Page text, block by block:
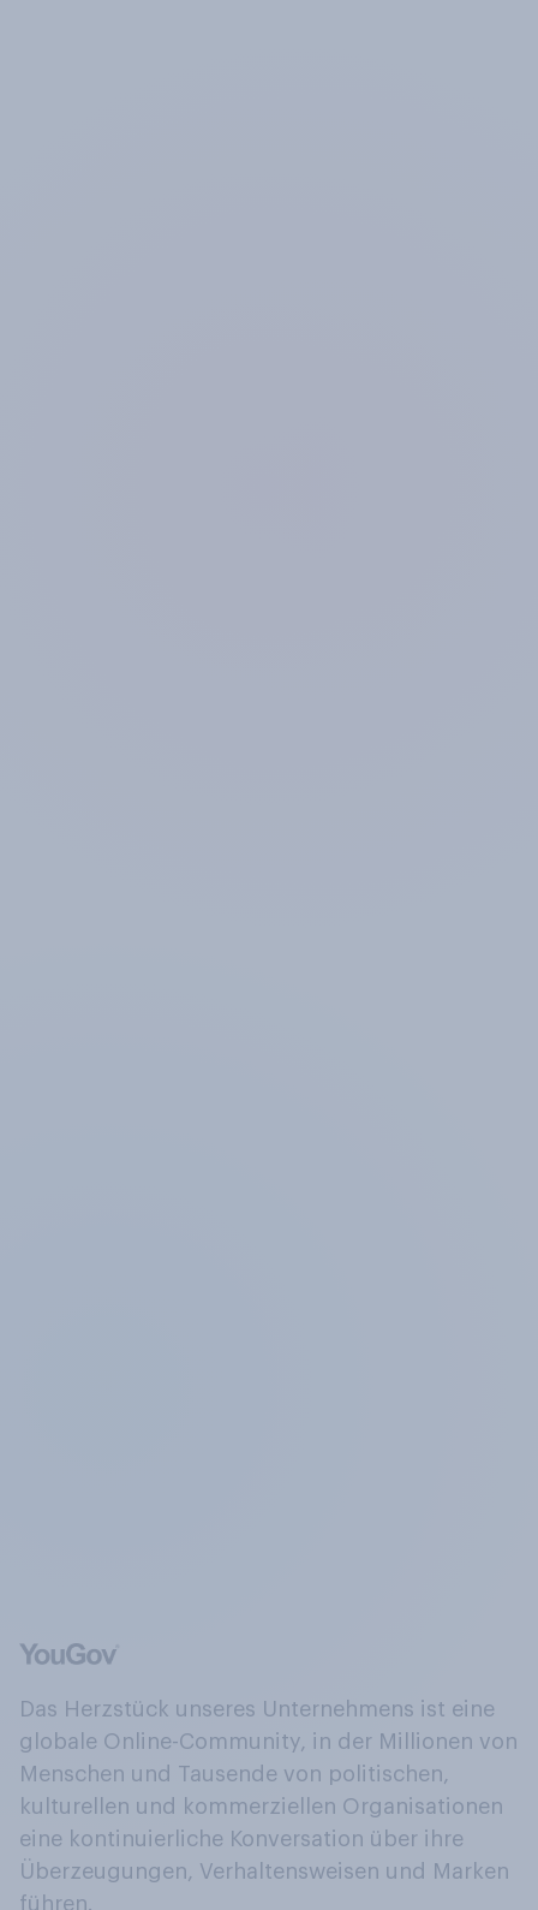
Das Herzstück unseres Unternehmens ist eine
globale Online-Community, in der Millionen von
Menschen und Tausende von politischen,
kulturellen und kommerziellen Organisationen
eine kontinuierliche Konversation über ihre
Überzeugungen, Verhaltensweisen und Marken
führen.